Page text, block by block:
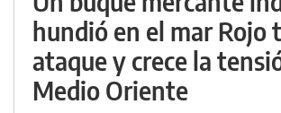
hundió en el mar Rojo
ataque y crece la
Medio Oriente